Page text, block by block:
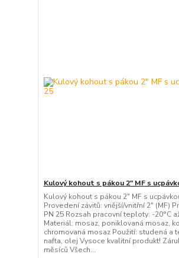
Kulový kohout s pákou 2" MF s
Kulový kohout s pákou 2" MF s
Provedení závitů: vnější/vnitřní 2" (MF)
PN 25 Rozsah pracovní teploty: -20°C
Materiál: mosaz, poniklovaná mosaz,
chromovaná mosaz Použití: studená a
nafta, olej Vysoce kvalitní produkt!
měsíců Všech...